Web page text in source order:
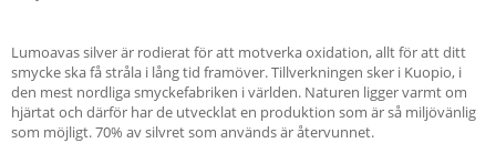
Lumoavas silver är rodierat för att motverka oxidation, allt för att ditt
smycke ska få stråla i lång tid framöver. Tillverkningen sker i Kuopio, i
den mest nordliga smyckefabriken i världen. Naturen ligger varmt om
hjärtat och därför har de utvecklat en produktion som är så miljövänlig
som möjligt. 70% av silvret som används är återvunnet.